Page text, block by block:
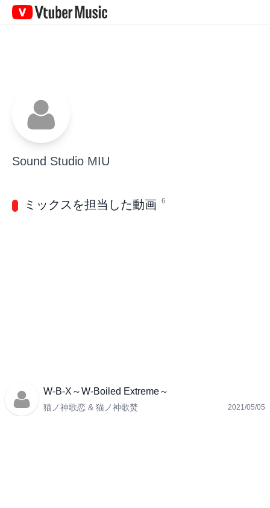
Vtuber
Sound Studio MIU
ミックスを担当した動画 6
W-B-X～W-Boiled Extreme～
猫ノ神歌恋 & 猫ノ神歌焚 2021/05/05